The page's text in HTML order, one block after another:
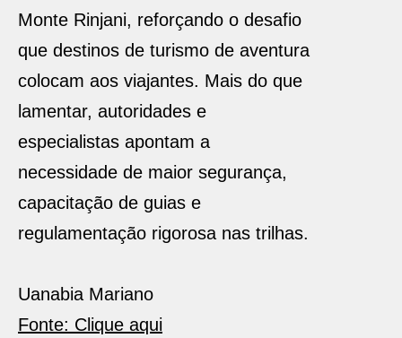
Monte Rinjani, reforçando o desafio
que destinos de turismo de aventura
colocam aos viajantes. Mais do que
lamentar, autoridades e
especialistas apontam a
necessidade de maior segurança,
capacitação de guias e
regulamentação rigorosa nas trilhas.
Uanabia Mariano
Fonte: Clique aqui